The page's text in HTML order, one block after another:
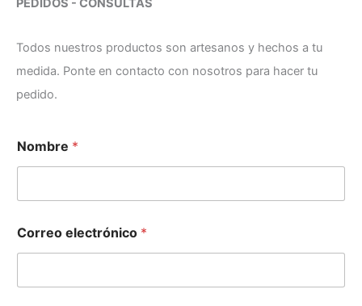
PEDIDOS - CONSULTAS
Todos nuestros productos son artesanos y hechos a tu
medida. Ponte en contacto con nosotros para hacer tu
pedido.
o
r
e
P
á
r
a
Nombre *
Correo electrónico *